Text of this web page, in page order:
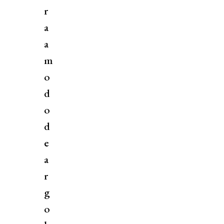
r
a
a
m
o
d
o
d
e
a
r
g
o